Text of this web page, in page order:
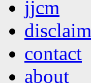
jjcm
contact
about